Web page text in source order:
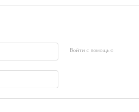
Войти с помощью